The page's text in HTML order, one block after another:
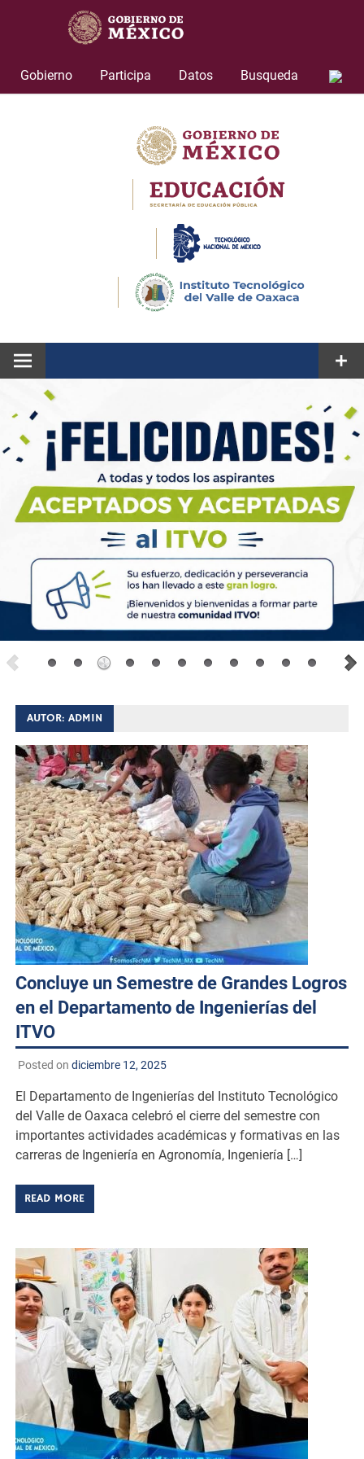
Gobierno
Participa Datos Busqueda
AUTOR:ADMIN
Concluye un Semestre de Grandes Logros
en el Departamento de Ingenierías del
ITVO
Posted on diciembre 12, 2025
El Departamento de Ingenierías del Instituto Tecnológico
del Valle de Oaxaca celebró el cierre del semestre con
importantes actividades académicas y formativas en las
carreras de Ingeniería en Agronomía, Ingeniería […]
READ MORE